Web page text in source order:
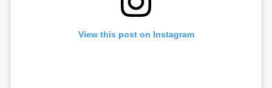
View this post on Instagram